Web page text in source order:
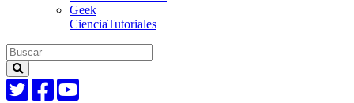
Geek
CienciaTutoriales